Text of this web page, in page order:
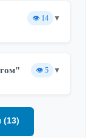
👁️ 14 ▼
👁️ 5 ▼
(13)